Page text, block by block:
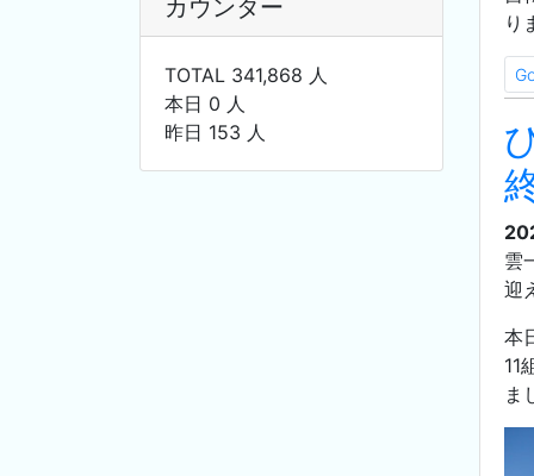
カウンター
TOTAL 341,868 人
本日 0 人
昨日 153 人
り
雲
迎
本
11
ま